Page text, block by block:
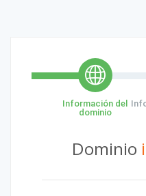
Información del
dominio
Dominio